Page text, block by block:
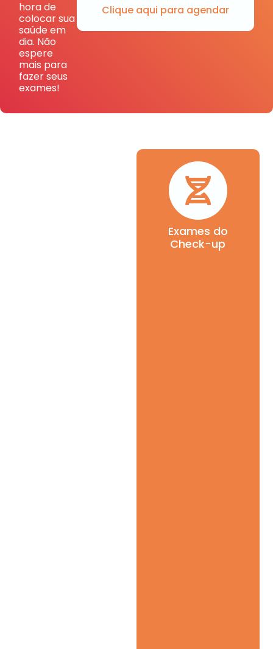
hora de
colocar sua
saúde em
dia. Não
espere
mais para
fazer seus
exames!
Clique aqui para agendar
Exames do
Check-up